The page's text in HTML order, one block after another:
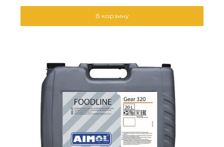
В корзину